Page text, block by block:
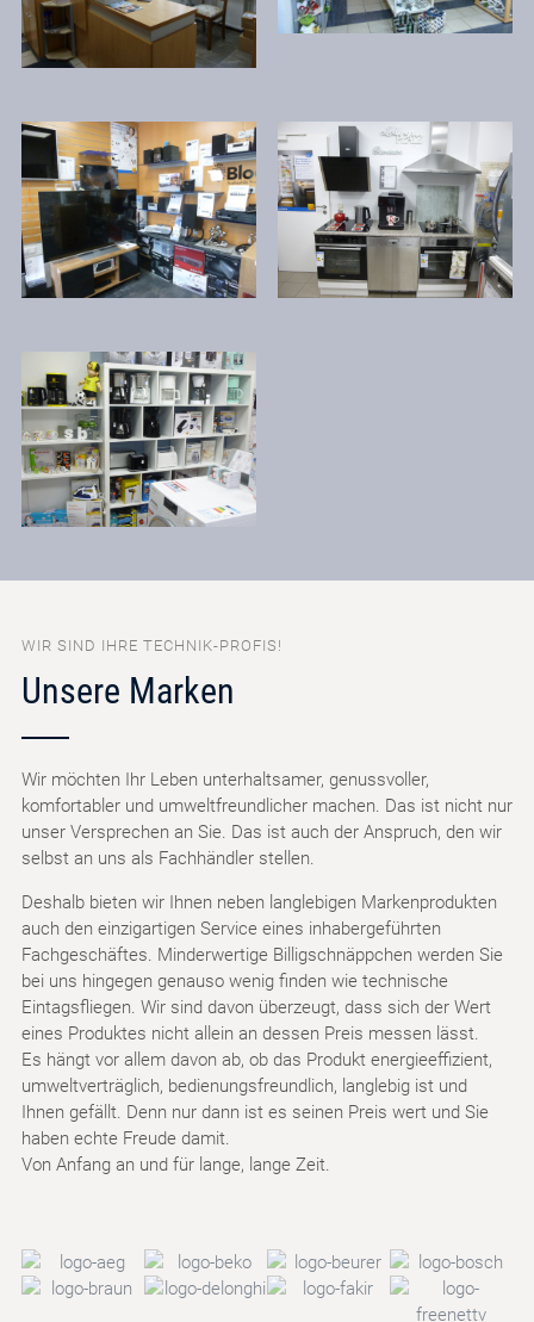
WIR SIND IHRE TECHNIK-PROFIS!
Unsere Marken
Wir möchten Ihr Leben unterhaltsamer, genussvoller,
komfortabler und umweltfreundlicher machen. Das ist nicht nur
unser Versprechen an Sie. Das ist auch der Anspruch, den wir
selbst an uns als Fachhändler stellen.
Deshalb bieten wir Ihnen neben langlebigen Markenprodukten
auch den einzigartigen Service eines inhabergeführten
Fachgeschäftes. Minderwertige Billigschnäppchen werden Sie
bei uns hingegen genauso wenig finden wie technische
Eintagsfliegen. Wir sind davon überzeugt, dass sich der Wert
eines Produktes nicht allein an dessen Preis messen lässt.
Es hängt vor allem davon ab, ob das Produkt energieeffizient,
umweltverträglich, bedienungsfreundlich, langlebig ist und
Ihnen gefällt. Denn nur dann ist es seinen Preis wert und Sie
haben echte Freude damit.
Von Anfang an und für lange, lange Zeit.